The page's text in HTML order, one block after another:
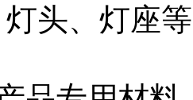
头、灯座